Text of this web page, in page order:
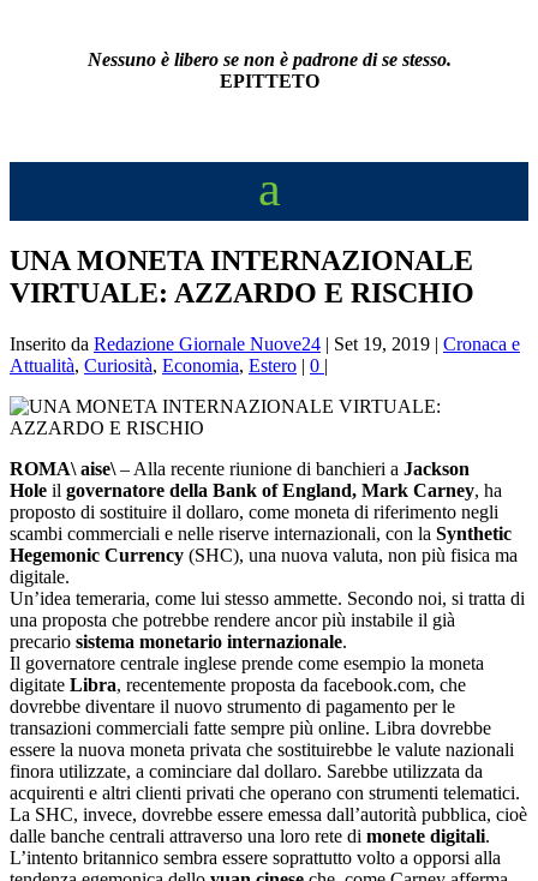
Nessuno è libero se non è padrone di se stesso.
EPITTETO
UNA MONETA INTERNAZIONALE
VIRTUALE: AZZARDO E RISCHIO
Inserito da Redazione Giornale Nuove24 | Set 19, 2019 | Cronaca e
Attualità, Curiosità, Economia, Estero | 0 |
ROMA\ aise\– Alla recente riunione di banchieri a Jackson
Hole il governatore della Bank of England, Mark Carney, ha
proposto di sostituire il dollaro, come moneta di riferimento negli
scambi commerciali e nelle riserve internazionali, con la Synthetic
Hegemonic Currency (SHC), una nuova valuta, non più fisica ma
digitale.
Un’idea temeraria, come lui stesso ammette. Secondo noi, si tratta di
una proposta che potrebbe rendere ancor più instabile il già
precario sistema monetario internazionale.
Il governatore centrale inglese prende come esempio la moneta
digitate Libra, recentemente proposta da facebook.com, che
dovrebbe diventare il nuovo strumento di pagamento per le
transazioni commerciali fatte sempre più online. Libra dovrebbe
essere la nuova moneta privata che sostituirebbe le valute nazionali
finora utilizzate, a cominciare dal dollaro. Sarebbe utilizzata da
acquirenti e altri clienti privati che operano con strumenti telematici.
La SHC, invece, dovrebbe essere emessa dall’autorità pubblica, cioè
dalle banche centrali attraverso una loro rete di monete digitali.
L’intento britannico sembra essere soprattutto volto a opporsi alla